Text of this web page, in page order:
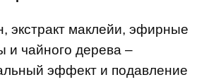
экстракт маклейи, эфирные
и чайного дерева –
эффект и подавление